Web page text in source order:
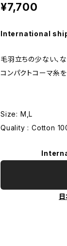
¥7,700
International
毛羽立ちの少ない、
コンパクトコーマ糸
Size: M,L
Quality : Cotton